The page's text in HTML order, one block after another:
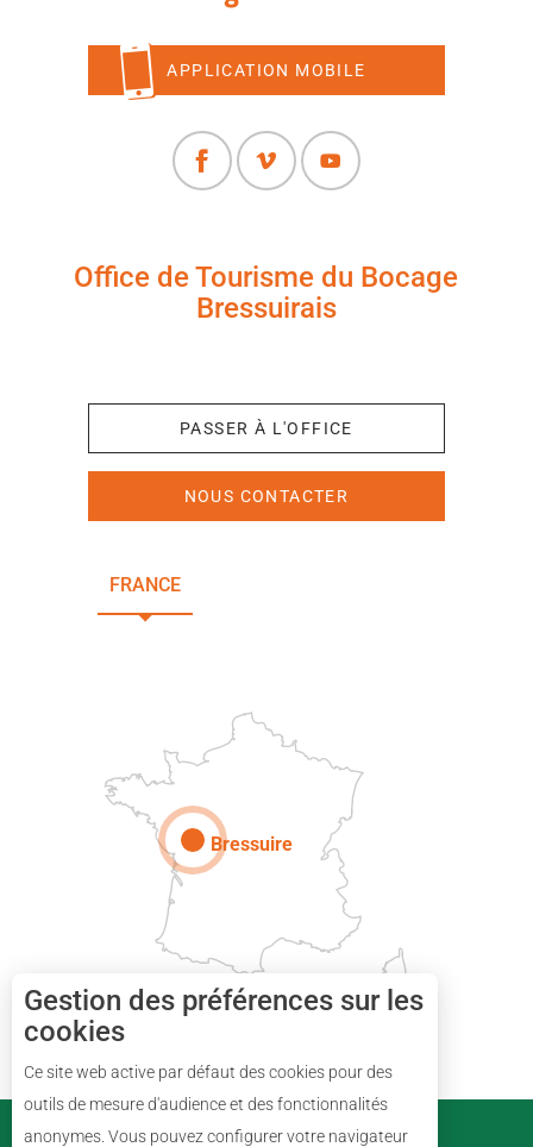
Description
APPLICATION MOBILE
Office de Tourisme du Bocage
Bressuirais
PASSER À L'OFFICE
NOUS CONTACTER
FRANCE
Bressuire
PARTENAIRES
Gestion des préférences sur les
cookies
Ce site web active par défaut des cookies pour des
outils de mesure d'audience et des fonctionnalités
anonymes. Vous pouvez configurer votre navigateur